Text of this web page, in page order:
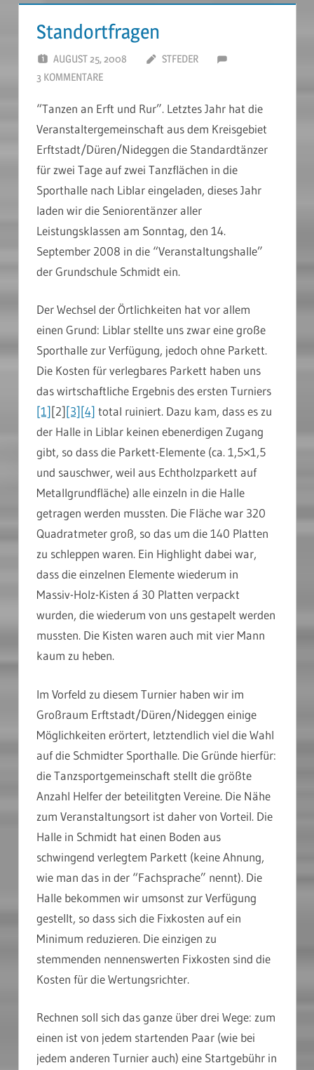
Standortfragen
AUGUST 25, 2008
STFEDER
3 KOMMENTARE
“Tanzen an Erft und Rur”. Letztes Jahr hat die
Veranstaltergemeinschaft aus dem Kreisgebiet
Erftstadt/Düren/Nideggen die Standardtänzer
für zwei Tage auf zwei Tanzflächen in die
Sporthalle nach Liblar eingeladen, dieses Jahr
laden wir die Seniorentänzer aller
Leistungsklassen am Sonntag, den 14.
September 2008 in die “Veranstaltungshalle”
der Grundschule Schmidt ein.
Der Wechsel der Örtlichkeiten hat vor allem
einen Grund: Liblar stellte uns zwar eine große
Sporthalle zur Verfügung, jedoch ohne Parkett.
Die Kosten für verlegbares Parkett haben uns
das wirtschaftliche Ergebnis des ersten Turniers
[1][2][3][4] total ruiniert. Dazu kam, dass es zu
der Halle in Liblar keinen ebenerdigen Zugang
gibt, so dass die Parkett-Elemente (ca. 1,5×1,5
und sauschwer, weil aus Echtholzparkett auf
Metallgrundfläche) alle einzeln in die Halle
getragen werden mussten. Die Fläche war 320
Quadratmeter groß, so das um die 140 Platten
zu schleppen waren. Ein Highlight dabei war,
dass die einzelnen Elemente wiederum in
Massiv-Holz-Kisten á 30 Platten verpackt
wurden, die wiederum von uns gestapelt werden
mussten. Die Kisten waren auch mit vier Mann
kaum zu heben.
Im Vorfeld zu diesem Turnier haben wir im
Großraum Erftstadt/Düren/Nideggen einige
Möglichkeiten erörtert, letztendlich viel die Wahl
auf die Schmidter Sporthalle. Die Gründe hierfür:
die Tanzsportgemeinschaft stellt die größte
Anzahl Helfer der beteilitgten Vereine. Die Nähe
zum Veranstaltungsort ist daher von Vorteil. Die
Halle in Schmidt hat einen Boden aus
schwingend verlegtem Parkett (keine Ahnung,
wie man das in der “Fachsprache” nennt). Die
Halle bekommen wir umsonst zur Verfügung
gestellt, so dass sich die Fixkosten auf ein
Minimum reduzieren. Die einzigen zu
stemmenden nennenswerten Fixkosten sind die
Kosten für die Wertungsrichter.
Rechnen soll sich das ganze über drei Wege: zum
einen ist von jedem startenden Paar (wie bei
jedem anderen Turnier auch) eine Startgebühr in